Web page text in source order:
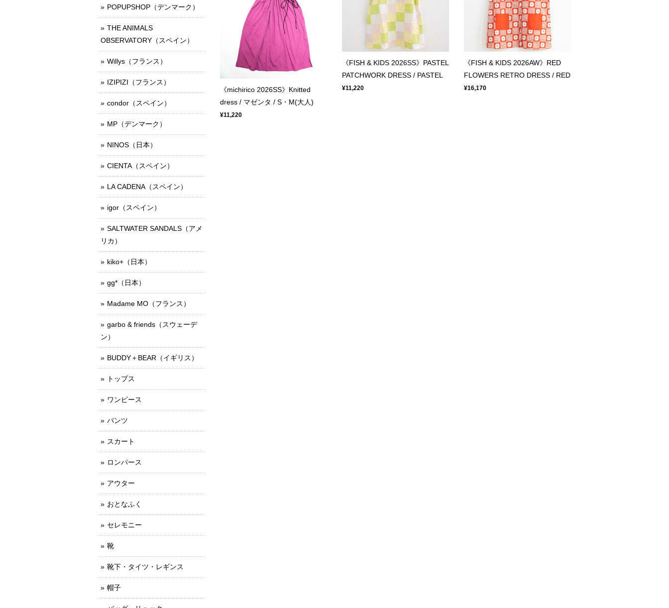
《michirico 2026SS》Knitted
dress / マゼンタ / S・M(大人)
¥11,220
《FISH & KIDS 2026SS》PASTEL
PATCHWORK DRESS / PASTEL
¥11,220
《FISH & KIDS 2026AW》RED
FLOWERS RETRO DRESS / RED
¥16,170
POPUPSHOP（デンマーク）
THE ANIMALS
OBSERVATORY（スペイン）
Willys（フランス）
IZIPIZI（フランス）
condor（スペイン）
MP（デンマーク）
NINOS（日本）
CIENTA（スペイン）
LA CADENA（スペイン）
igor（スペイン）
SALTWATER SANDALS（アメ
リカ）
kiko+（日本）
gg*（日本）
Madame MO（フランス）
garbo & friends（スウェーデ
ン）
BUDDY＋BEAR（イギリス）
トップス
ワンピース
パンツ
スカート
ロンパース
アウター
おとなふく
セレモニー
靴
靴下・タイツ・レギンス
帽子